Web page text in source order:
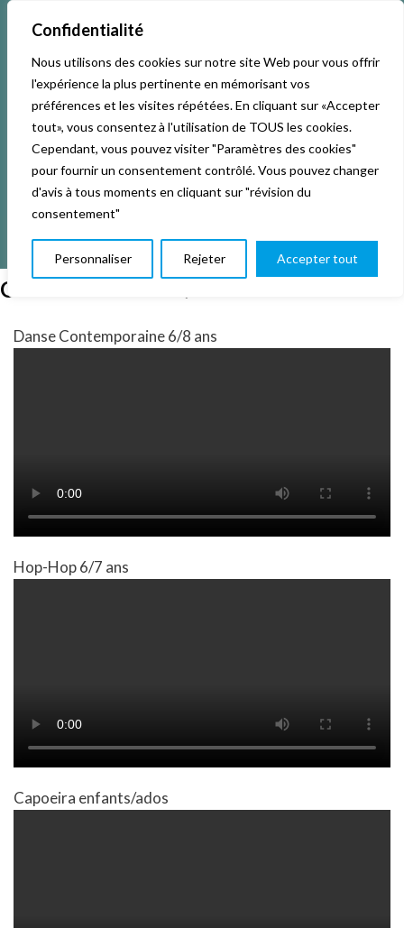
Confidentialité
Nous utilisons des cookies sur notre site Web pour vous offrir
l'expérience la plus pertinente en mémorisant vos
préférences et les visites répétées. En cliquant sur «Accepter
tout», vous consentez à l'utilisation de TOUS les cookies.
Cependant, vous pouvez visiter "Paramètres des cookies"
pour fournir un consentement contrôlé. Vous pouvez changer
d'avis à tous moments en cliquant sur "révision du
consentement"
Personnaliser Rejeter Accepter tout
Événements Studios L’association
La vie de La KAB’ Club
Gala danse enfants/ados
Danse Contemporaine 6/8 ans
Hop-Hop 6/7 ans
Capoeira enfants/ados